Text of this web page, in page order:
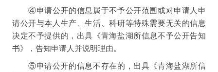
④申请公开的信息属于不予公开范围或对申请人申
请公开与本人生产、生活、科研等特殊需要无关的信息
决定不予提供的，出具《青海盐湖所信息不予公开告知
书》，告知申请人并说明理由。
⑤申请公开的信息不存在的，出具《青海盐湖所信